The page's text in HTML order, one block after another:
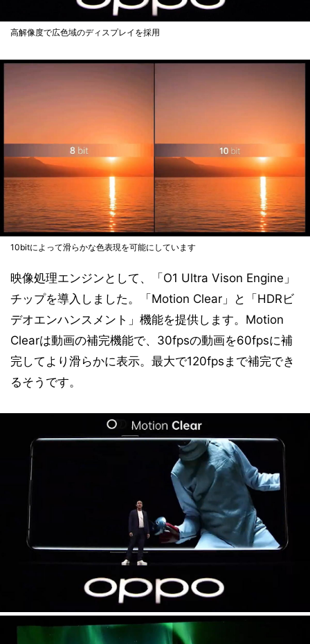
高解像度で広色域のディスプレイを採用
10bitによって滑らかな色表現を可能にしています
映像処理エンジンとして、「O1 Ultra Vison Engine」
チップを導入しました。「Motion Clear」と「HDRビ
デオエンハンスメント」機能を提供します。Motion
Clearは動画の補完機能で、30fpsの動画を60fpsに補
完してより滑らかに表示。最大で120fpsまで補完でき
るそうです。